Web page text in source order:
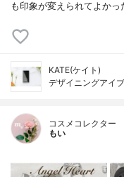
も印象が変えられてよか
KATE(ケイト)
デザイニングアイ
コスメコレクター
もい